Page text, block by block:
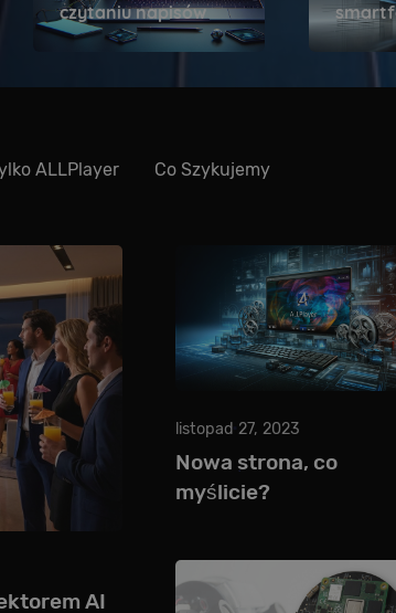
czytaniu napisów
ALLPlayer Co Szykujemy
AI
listopad 27, 2023
Nowa strona, co
myślicie?